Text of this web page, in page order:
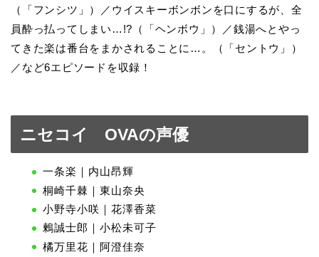
（「フンシツ」）／ウイスキーボンボンを口にするが、全
員酔っ払ってしまい…!?（「ヘンボウ」）／銭湯へとやっ
てきた楽は番台をまかされることに…。（「セントウ」）
／など6エピソードを収録！
ニセコイ OVAの声優
一条楽｜内山昂輝
桐崎千棘｜東山奈央
小野寺小咲｜花澤香菜
鶫誠士郎｜小松未可子
橘万里花｜阿澄佳奈